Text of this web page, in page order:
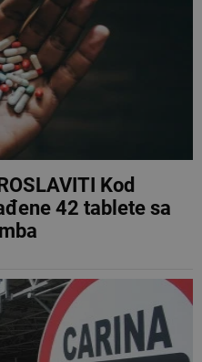
Kod
42 tablete sa